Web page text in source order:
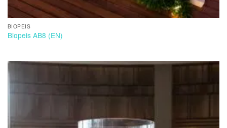
BIOPEIS
Biopeis AB8 (EN)